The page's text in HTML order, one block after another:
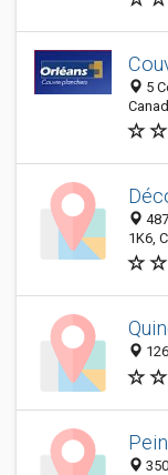
5
1K6,